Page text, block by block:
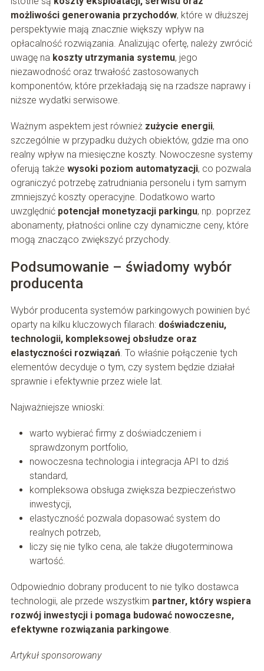
możliwości generowania przychodów, które w dłuższej
perspektywie mają znacznie większy wpływ na
opłacalność rozwiązania. Analizując ofertę, należy zwrócić
uwagę na koszty utrzymania systemu, jego
niezawodność oraz trwałość zastosowanych
komponentów, które przekładają się na rzadsze naprawy i
niższe wydatki serwisowe.
Ważnym aspektem jest również zużycie energii,
szczególnie w przypadku dużych obiektów, gdzie ma ono
realny wpływ na miesięczne koszty. Nowoczesne systemy
oferują także wysoki poziom automatyzacji, co pozwala
ograniczyć potrzebę zatrudniania personelu i tym samym
zmniejszyć koszty operacyjne. Dodatkowo warto
uwzględnić potencjał monetyzacji parkingu, np. poprzez
abonamenty, płatności online czy dynamiczne ceny, które
mogą znacząco zwiększyć przychody.
Podsumowanie – świadomy wybór
producenta
Wybór producenta systemów parkingowych powinien być
oparty na kilku kluczowych filarach: doświadczeniu,
technologii, kompleksowej obsłudze oraz
elastyczności rozwiązań. To właśnie połączenie tych
elementów decyduje o tym, czy system będzie działał
sprawnie i efektywnie przez wiele lat.
Najważniejsze wnioski:
warto wybierać firmy z doświadczeniem i
sprawdzonym portfolio,
nowoczesna technologia i integracja API to dziś
standard,
kompleksowa obsługa zwiększa bezpieczeństwo
inwestycji,
elastyczność pozwala dopasować system do
realnych potrzeb,
liczy się nie tylko cena, ale także długoterminowa
wartość.
Odpowiednio dobrany producent to nie tylko dostawca
technologii, ale przede wszystkim partner, który wspiera
rozwój inwestycji i pomaga budować nowoczesne,
efektywne rozwiązania parkingowe.
Artykuł sponsorowany